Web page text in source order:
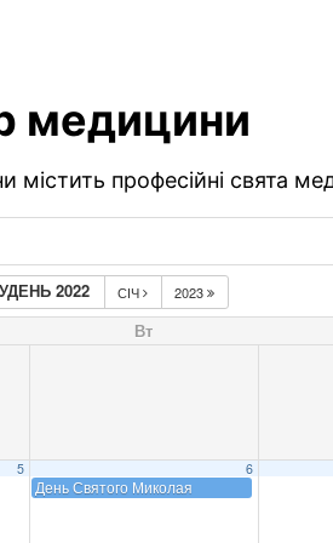
медицини
професійні свята
2022 СІЧ 2023
Вт
5 6
День Святого Миколая